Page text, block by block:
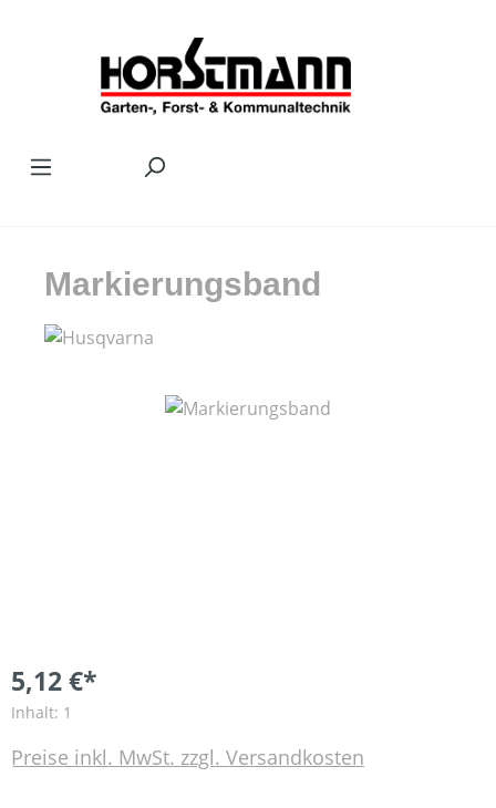
Markierungsband
Bildergalerie überspringen
5,12 €*
Inhalt: 1
Preise inkl. MwSt. zzgl. Versandkosten